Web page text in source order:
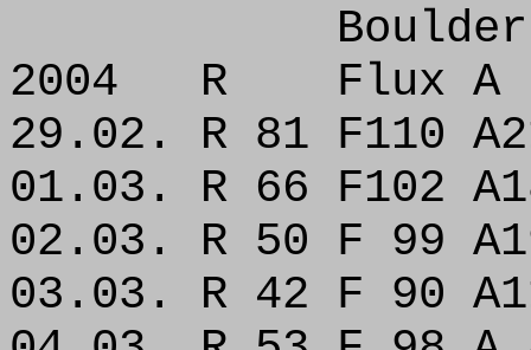
Boulder |
2004 R Flux
29.02. R 81 F110
01.03. R 66 F102
02.03. R 50 F 99
03.03. R 42 F 90